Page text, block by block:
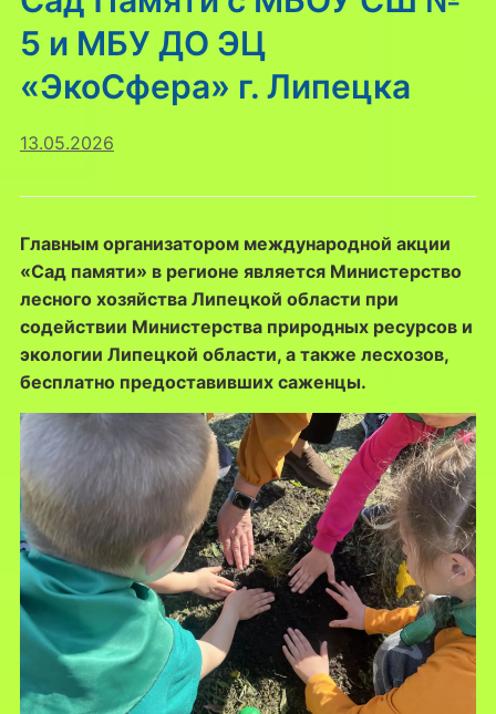
5 и МБУ ДО ЭЦ
«ЭкоСфера» г. Липецка
13.05.2026
Главным организатором международной акции
«Сад памяти» в регионе является Министерство
лесного хозяйства Липецкой области при
содействии Министерства природных ресурсов и
экологии Липецкой области, а также лесхозов,
бесплатно предоставивших саженцы.